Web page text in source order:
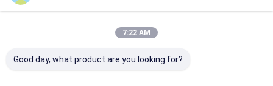
7:22 AM
Good day, what product are you looking for?